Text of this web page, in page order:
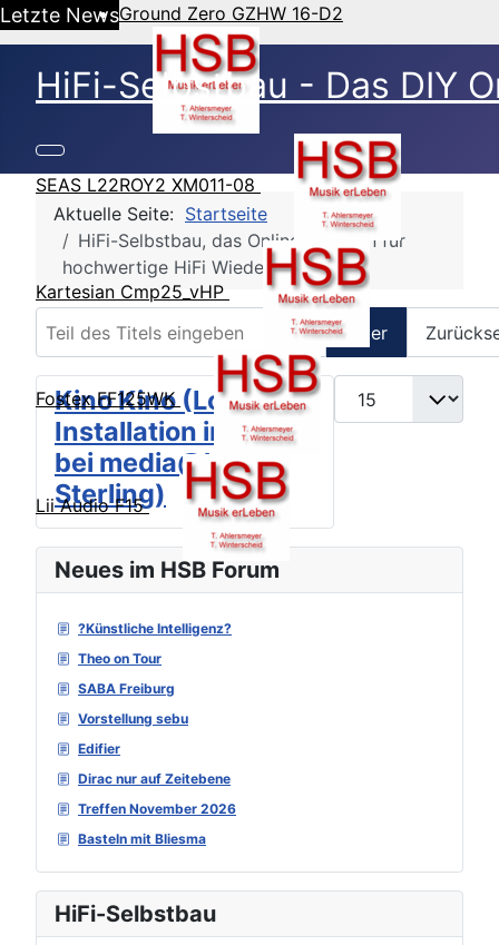
Letzte NewsGround Zero GZHW 16-D2
SEAS L22ROY2 XM011-08
Kartesian Cmp25_vHP
Fostex FF125WK
Lii Audio F15
HiFi-Selbstbau - Das DIY
Neues im HSB Forum
?Künstliche Intelligenz?
Theo on Tour
SABA Freiburg
Vorstellung sebu
Edifier
Dirac nur auf Zeitebene
Treffen November 2026
Basteln mit Bliesma
HiFi-Selbstbau
Aktuelle Seite: Startseite
HiFi-Selbstbau, das Online Magazin für
hochwertige HiFi Wiedergabe
Filter
Anzeige #
Kino Kino (Loftsonic
Installation in HH
bei media@home
Sterling)